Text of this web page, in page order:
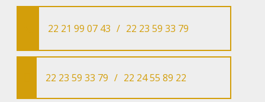
22 21 99 07 43 / 22 23 59 33 79
22 23 59 33 79 / 22 24 55 89 22